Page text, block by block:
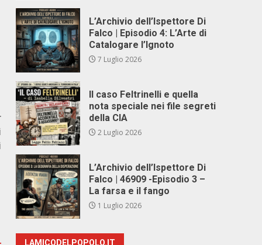
L’Archivio dell’Ispettore Di
Falco | Episodio 4: L’Arte di
Catalogare l’Ignoto
7 Luglio 2026
Il caso Feltrinelli e quella
nota speciale nei file segreti
della CIA
2 Luglio 2026
L’Archivio dell’Ispettore Di
Falco | 46909 -Episodio 3 –
La farsa e il fango
1 Luglio 2026
LAMICODELPOPOLO.IT